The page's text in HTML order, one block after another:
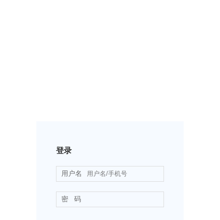
登录
用户名
密 码